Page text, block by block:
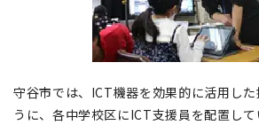
守谷市では、ICT機器を効果的に活用し
うに、各中学校区にICT支援員を配置して